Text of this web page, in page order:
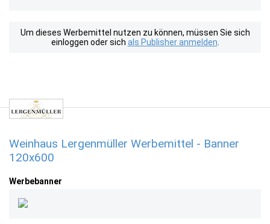
Um dieses Werbemittel nutzen zu können, müssen Sie sich
einloggen oder sich als Publisher anmelden
Weinhaus Lergenmüller Werbemittel - Banner
120x600
Werbebanner